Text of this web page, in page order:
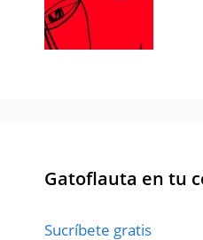
Gatoflauta en tu
Sucríbete gratis